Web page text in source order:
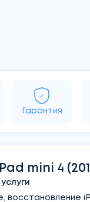
Гарантия
mini 4
восстановление